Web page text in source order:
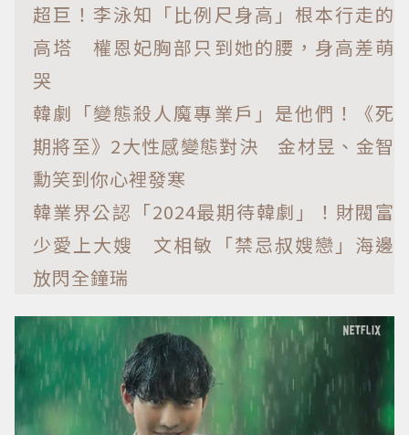
超巨！李泳知「比例尺身高」根本行走的
高塔 權恩妃胸部只到她的腰，身高差萌
哭
韓劇「變態殺人魔專業戶」是他們！《死
期將至》2大性感變態對決 金材昱、金智
勳笑到你心裡發寒
韓業界公認「2024最期待韓劇」！財閥富
少愛上大嫂 文相敏「禁忌叔嫂戀」海邊
放閃全鐘瑞